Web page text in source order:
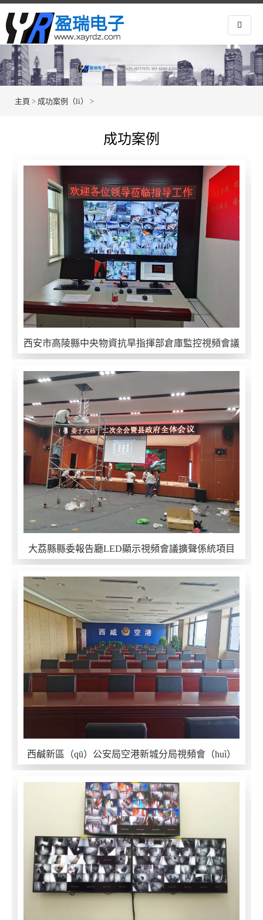
主頁 > 成功案例（lì） >
成功案例
西安市高陵縣中央物資抗旱指揮部倉庫監控視頻會議
大荔縣縣委報告廳LED顯示視頻會議擴聲係統項目
西鹹新區（qū）公安局空港新城分局視頻會（huì）